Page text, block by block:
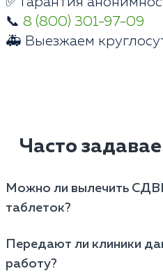
📞 8 (800) 301-97-09
🚑 Выезжаем
Часто
Можно ли вылечить
таблеток?
связанную с нехваткой
симптомах психотерапия
Передают ли клиники
работу?